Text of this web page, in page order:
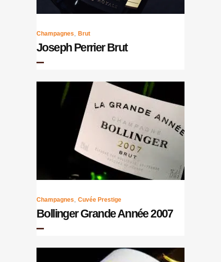
Champagnes Brut
Joseph Perrier Brut
Champagnes, Cuvée Prestige
Bollinger Grande Année 2007